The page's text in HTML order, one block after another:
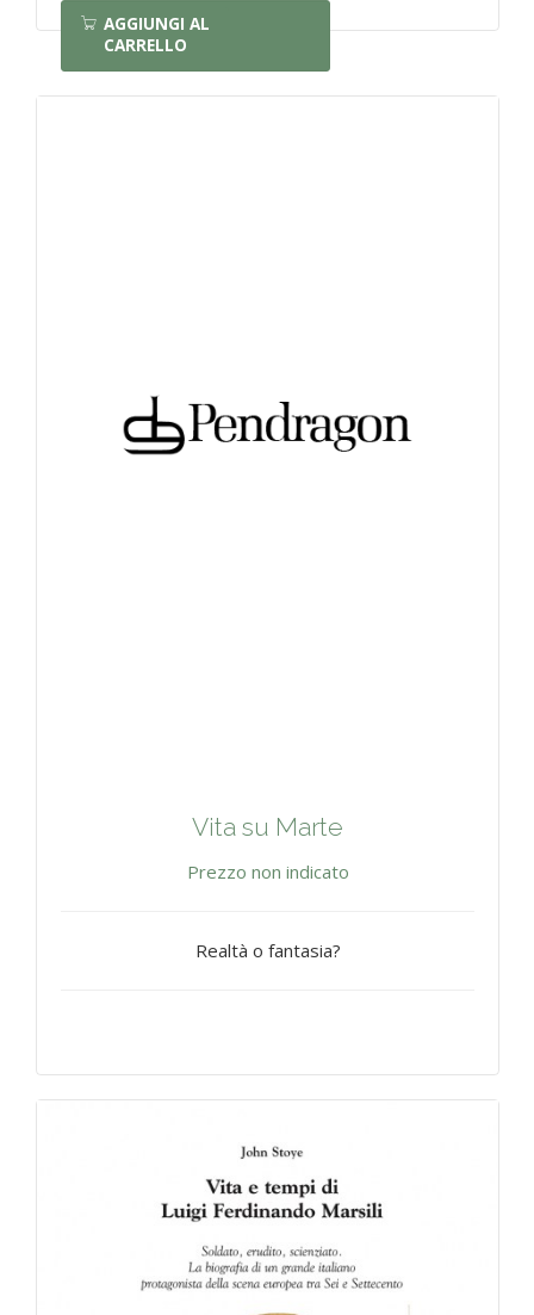
AGGIUNGI AL
CARRELLO
Vita su Marte
Prezzo non indicato
Realtà o fantasia?